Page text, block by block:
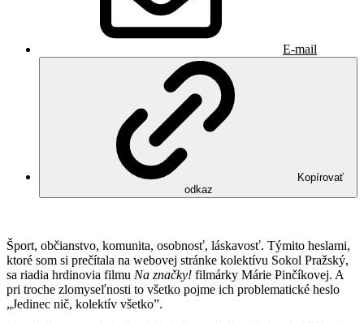
E-mail
Kopírovať
odkaz
Šport, občianstvo, komunita, osobnosť, láskavosť. Týmito heslami,
ktoré som si prečítala na webovej stránke kolektívu Sokol Pražský,
sa riadia hrdinovia filmu Na značky! filmárky Márie Pinčíkovej. A
pri troche zlomyseľnosti to všetko pojme ich problematické heslo
„Jedinec nič, kolektív všetko”.